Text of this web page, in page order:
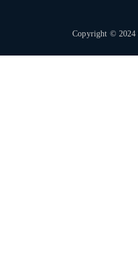
Copyright © 2024